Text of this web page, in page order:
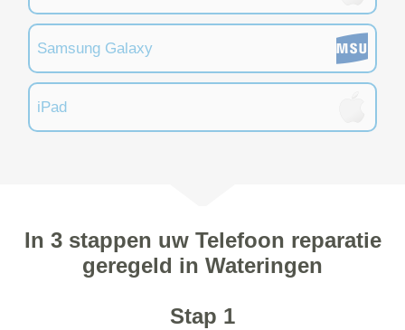
Samsung Galaxy
iPad
In 3 stappen uw Telefoon reparatie
geregeld in Wateringen
Stap 1